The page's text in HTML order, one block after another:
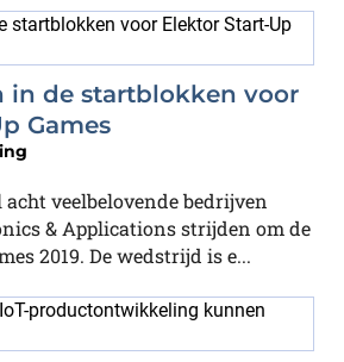
in de startblokken voor
Games
veelbelovende bedrijven
& Applications strijden om de
2019. De wedstrijd is e...